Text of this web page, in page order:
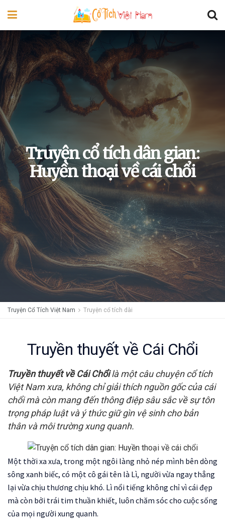
Truyện cổ tích dân gian:
Huyền thoại về cái chổi
Truyện Cổ Tích Việt Nam Truyện cổ tích dài
Truyền thuyết về Cái Chổi
Truyền thuyết về Cái Chổilà một câu chuyện cổ tích
Việt Nam xưa, không chỉ giải thích nguồn gốc của cái
chổi mà còn mang đến thông điệp sâu sắc về sự tôn
trọng pháp luật và ý thức giữ gìn vệ sinh cho bản
thân và môi trường xung quanh.
Một thời xa xưa, trong một ngôi làng nhỏ nép mình bên dòng
sông xanh biếc, có một cô gái tên là Lì, người vừa ngay thẳng
lại vừa chịu thương chịu khó. Lì nổi tiếng không chỉ vì cái đẹp
mà còn bởi trái tim thuần khiết, luôn chăm sóc cho cuộc sống
của mọi người xung quanh.